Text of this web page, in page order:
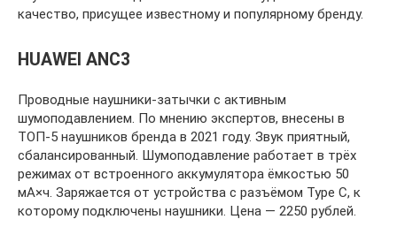
качество, присущее известному и популярному бренду.
HUAWEI ANC3
Проводные наушники-затычки с активным
шумоподавлением. По мнению экспертов, внесены в
ТОП-5 наушников бренда в 2021 году. Звук приятный,
сбалансированный. Шумоподавление работает в трёх
режимах от встроенного аккумулятора ёмкостью 50
мА×ч. Заряжается от устройства с разъёмом Type C, к
которому подключены наушники. Цена — 2250 рублей.